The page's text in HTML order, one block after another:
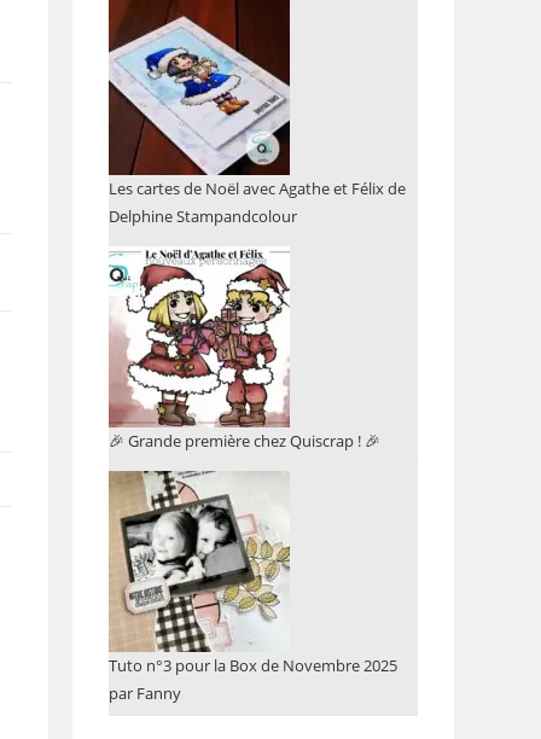
Les cartes de Noël avec Agathe et Félix de
Delphine Stampandcolour
🎉 Grande première chez Quiscrap ! 🎉
Tuto n°3 pour la Box de Novembre 2025
par Fanny